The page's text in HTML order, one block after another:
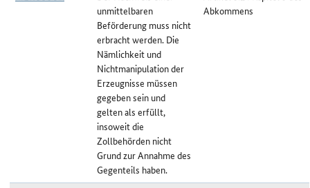
unmittelbaren
Beförderung muss nicht
erbracht werden. Die
Nämlichkeit und
Nichtmanipulation der
Erzeugnisse müssen
gegeben sein und
gelten als erfüllt,
insoweit die
Zollbehörden nicht
Grund zur Annahme des
Gegenteils haben.
Abkommens